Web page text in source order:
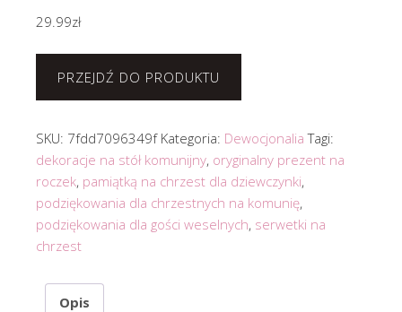
29.99zł
PRZEJDŹ DO PRODUKTU
SKU: 7fdd7096349f Kategoria: Dewocjonalia Tagi:
dekoracje na stół komunijny, oryginalny prezent na
roczek, pamiątką na chrzest dla dziewczynki,
podziękowania dla chrzestnych na komunię,
podziękowania dla gości weselnych, serwetki na
chrzest
Opis